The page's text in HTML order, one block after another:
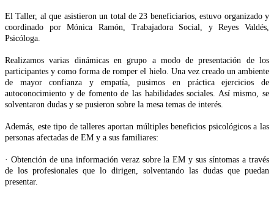
El Taller, al que asistieron un total de 23 beneficiarios, estuvo organizado y
coordinado por Mónica Ramón, Trabajadora Social, y Reyes Valdés,
Psicóloga.
Realizamos varias dinámicas en grupo a modo de presentación de los
participantes y como forma de romper el hielo. Una vez creado un ambiente
de mayor confianza y empatía, pusimos en práctica ejercicios de
autoconocimiento y de fomento de las habilidades sociales. Así mismo, se
solventaron dudas y se pusieron sobre la mesa temas de interés.
Además, este tipo de talleres aportan múltiples beneficios psicológicos a las
personas afectadas de EM y a sus familiares:
· Obtención de una información veraz sobre la EM y sus síntomas a través
de los profesionales que lo dirigen, solventando las dudas que puedan
presentar.